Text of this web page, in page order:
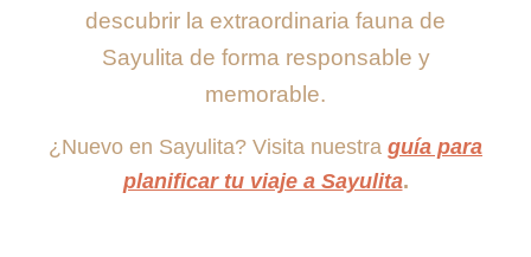
descubrir la extraordinaria fauna de
Sayulita de forma responsable y
memorable.
¿Nuevo en Sayulita? Visita nuestra guía para
planificar tu viaje a Sayulita.